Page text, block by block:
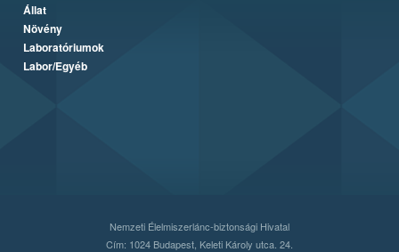
Állat
Növény
Laboratóriumok
Labor/Egyéb
Nemzeti Élelmiszerlánc-biztonsági Hivatal
Cím: 1024 Budapest, Keleti Károly utca. 24.